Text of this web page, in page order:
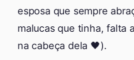
esposa que sempre
malucas que tinha, falta
na cabeça dela 🖤).